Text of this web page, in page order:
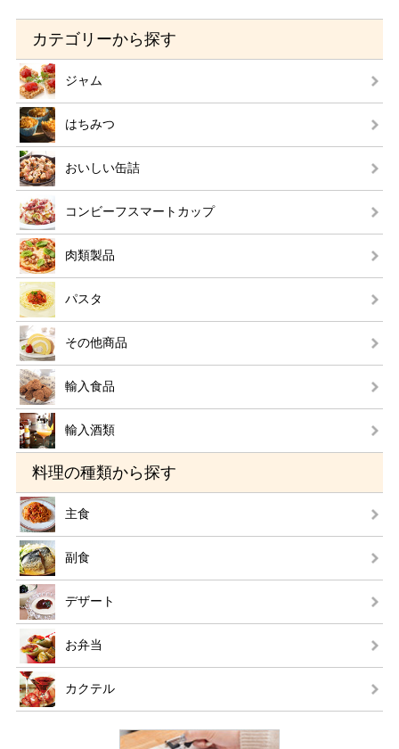
カテゴリーから探す
ジャム
はちみつ
おいしい缶詰
コンビーフスマートカップ
肉類製品
パスタ
その他商品
輸入食品
輸入酒類
料理の種類から探す
主食
副食
デザート
お弁当
カクテル